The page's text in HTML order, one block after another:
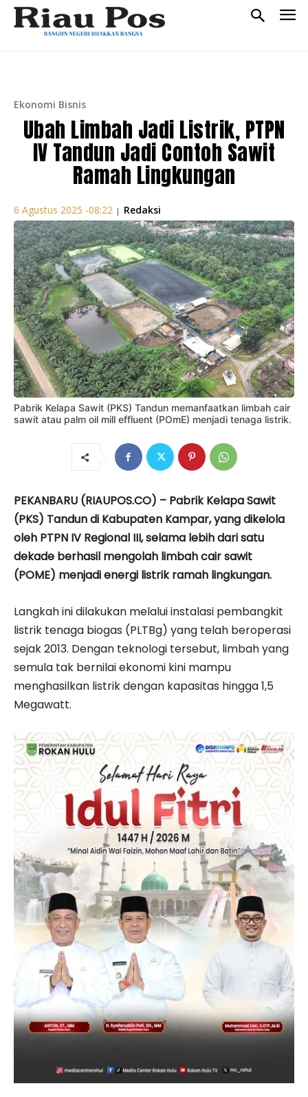
Ekonomi Bisnis
Ubah Limbah Jadi Listrik, PTPN
IV Tandun Jadi Contoh Sawit
Ramah Lingkungan
6 Agustus 2025 -08:22 | Redaksi
Pabrik Kelapa Sawit (PKS) Tandun memanfaatkan limbah cair
sawit atau palm oil mill effluent (POmE) menjadi tenaga listrik.
PEKANBARU (RIAUPOS.CO) – Pabrik Kelapa Sawit
(PKS) Tandun di Kabupaten Kampar, yang dikelola
oleh PTPN IV Regional III, selama lebih dari satu
dekade berhasil mengolah limbah cair sawit
(POME) menjadi energi listrik ramah lingkungan.
Langkah ini dilakukan melalui instalasi pembangkit
listrik tenaga biogas (PLTBg) yang telah beroperasi
sejak 2013. Dengan teknologi tersebut, limbah yang
semula tak bernilai ekonomi kini mampu
menghasilkan listrik dengan kapasitas hingga 1,5
Megawatt.